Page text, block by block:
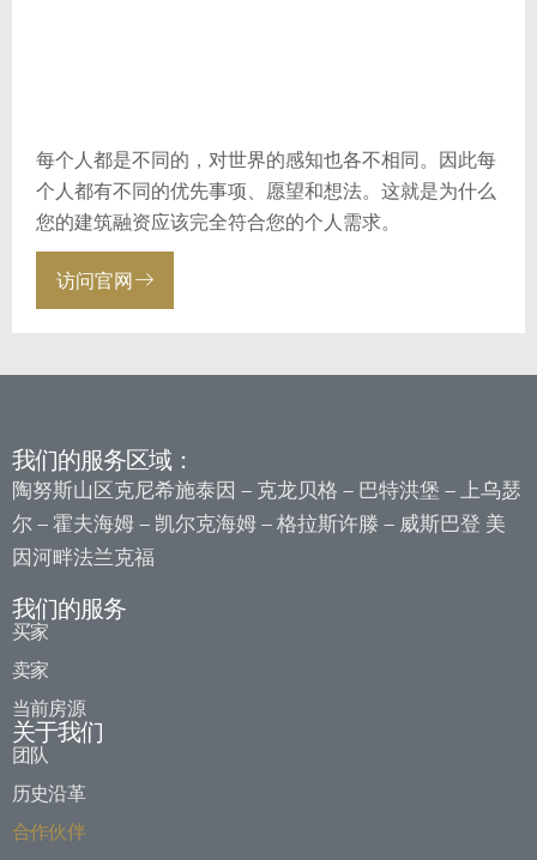
每个人都是不同的，对世界的感知也各不相同。因此每
个人都有不同的优先事项、愿望和想法。这就是为什么
您的建筑融资应该完全符合您的个人需求。
访问官网
我们的服务区域：
陶努斯山区克尼希施泰因 – 克龙贝格 – 巴特洪堡 – 上乌瑟
尔 – 霍夫海姆 – 凯尔克海姆 – 格拉斯许滕 – 威斯巴登 美
因河畔法兰克福
我们的服务
买家
卖家
当前房源
关于我们
团队
历史沿革
合作伙伴